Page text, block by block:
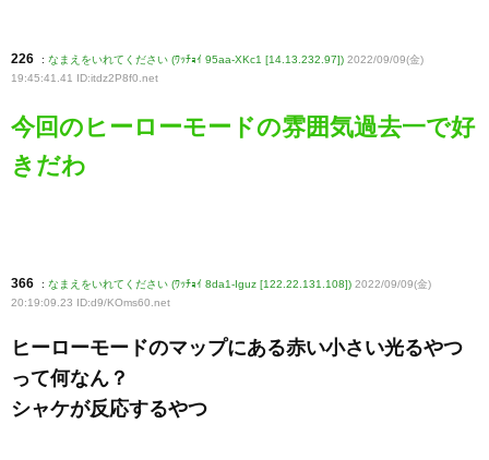
226 : なまえをいれてください (ﾜｯﾁｮｲ 95aa-XKc1 [14.13.232.97]) 2022/09/09(金)
19:45:41.41 ID:itdz2P8f0 .net
今回のヒーローモードの雰囲気過去一で好
きだわ
366 : なまえをいれてください (ﾜｯﾁｮｲ 8da1-Iguz [122.22.131.108]) 2022/09/09(金)
20:19:09.23 ID:d9/KOms60 .net
ヒーローモードのマップにある赤い小さい光るやつ
って何なん？
シャケが反応するやつ